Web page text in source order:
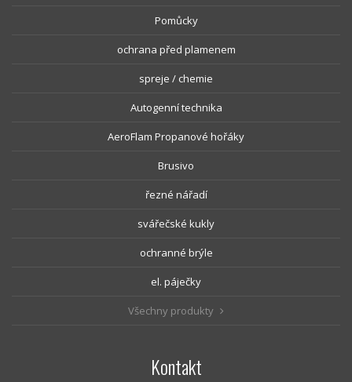
Pomůcky
ochrana před plamenem
spreje / chemie
Autogenní technika
AeroFlam Propanové hořáky
Brusivo
řezné nářadí
svářečské kukly
ochranné brýle
el. páječky
Všechny produkty
Kontakt